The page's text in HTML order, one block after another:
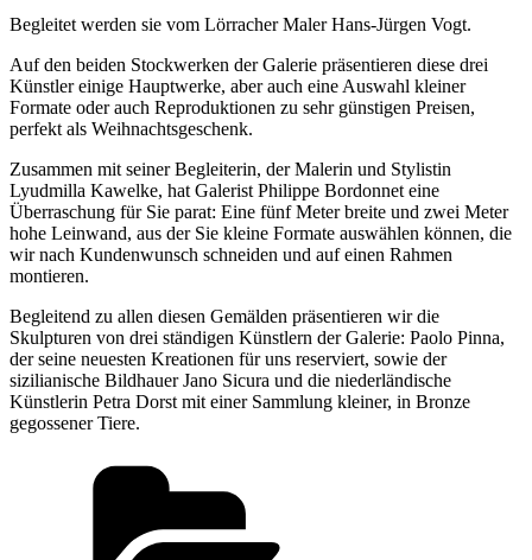
Begleitet werden sie vom Lörracher Maler Hans-Jürgen Vogt.
Auf den beiden Stockwerken der Galerie präsentieren diese drei
Künstler einige Hauptwerke, aber auch eine Auswahl kleiner
Formate oder auch Reproduktionen zu sehr günstigen Preisen,
perfekt als Weihnachtsgeschenk.
Zusammen mit seiner Begleiterin, der Malerin und Stylistin
Lyudmilla Kawelke, hat Galerist Philippe Bordonnet eine
Überraschung für Sie parat: Eine fünf Meter breite und zwei Meter
hohe Leinwand, aus der Sie kleine Formate auswählen können, die
wir nach Kundenwunsch schneiden und auf einen Rahmen
montieren.
Begleitend zu allen diesen Gemälden präsentieren wir die
Skulpturen von drei ständigen Künstlern der Galerie: Paolo Pinna,
der seine neuesten Kreationen für uns reserviert, sowie der
sizilianische Bildhauer Jano Sicura und die niederländische
Künstlerin Petra Dorst mit einer Sammlung kleiner, in Bronze
gegossener Tiere.